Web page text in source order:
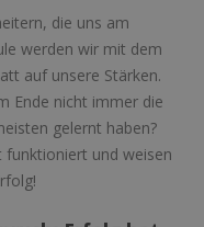
die uns am
werden wir mit dem
auf unsere Stärken.
Ende nicht immer die
gelernt haben?
funktioniert und weisen